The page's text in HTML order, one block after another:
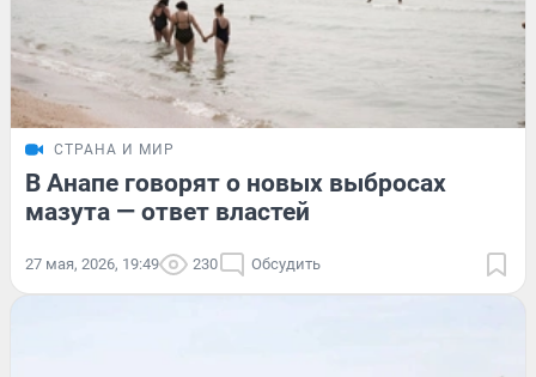
СТРАНА И МИР
В Анапе говорят о новых выбросах
мазута — ответ властей
27 мая, 2026, 19:49 230 Обсудить